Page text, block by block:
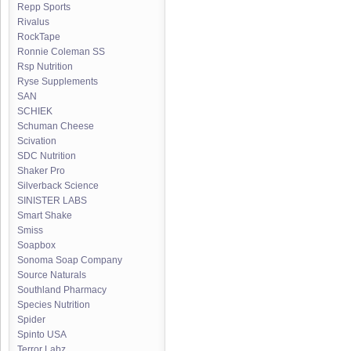
Repp Sports
Rivalus
RockTape
Ronnie Coleman SS
Rsp Nutrition
Ryse Supplements
SAN
SCHIEK
Schuman Cheese
Scivation
SDC Nutrition
Shaker Pro
Silverback Science
SINISTER LABS
Smart Shake
Smiss
Soapbox
Sonoma Soap Company
Source Naturals
Southland Pharmacy
Species Nutrition
Spider
Spinto USA